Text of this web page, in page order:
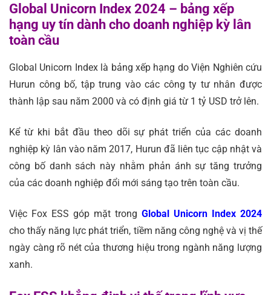
Global Unicorn Index 2024 – bảng xếp
hạng uy tín dành cho doanh nghiệp kỳ lân
toàn cầu
Global Unicorn Index là bảng xếp hạng do Viện Nghiên cứu
Hurun công bố, tập trung vào các công ty tư nhân được
thành lập sau năm 2000 và có định giá từ 1 tỷ USD trở lên.
Kể từ khi bắt đầu theo dõi sự phát triển của các doanh
nghiệp kỳ lân vào năm 2017, Hurun đã liên tục cập nhật và
công bố danh sách này nhằm phản ánh sự tăng trưởng
của các doanh nghiệp đổi mới sáng tạo trên toàn cầu.
Việc Fox ESS góp mặt trong Global Unicorn Index 2024
cho thấy năng lực phát triển, tiềm năng công nghệ và vị thế
ngày càng rõ nét của thương hiệu trong ngành năng lượng
xanh.